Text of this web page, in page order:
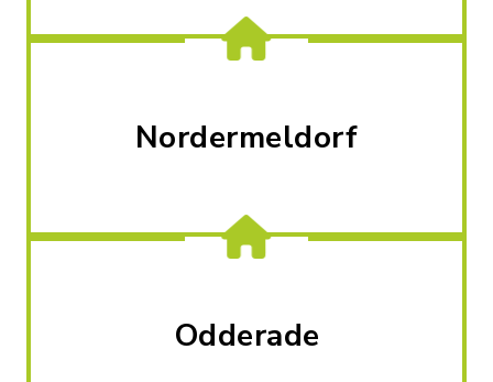
Nordermeldorf
Odderade